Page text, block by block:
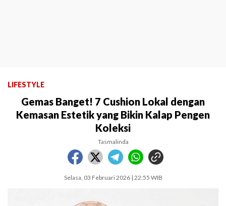
LIFESTYLE
Gemas Banget! 7 Cushion Lokal dengan
Kemasan Estetik yang Bikin Kalap Pengen
Koleksi
Tasmalinda
Selasa, 03 Februari 2026 | 22:55 WIB